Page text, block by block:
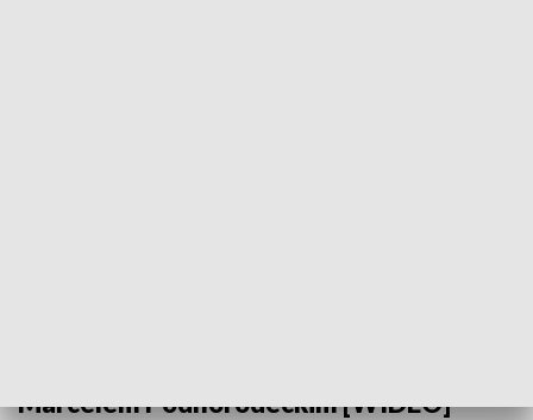
Marcelem Podhorodeckim [WIDEO]